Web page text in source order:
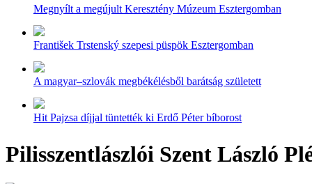
Megnyílt a megújult Keresztény Múzeum Esztergomban
František Trstenský szepesi püspök Esztergomban
A magyar–szlovák megbékélésből barátság született
Hit Pajzsa díjjal tüntették ki Erdő Péter bíborost
Pilisszentlászlói Szent László